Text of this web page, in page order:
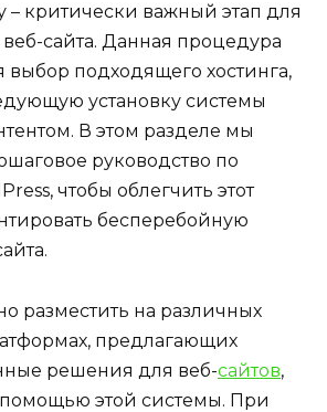
– критически важный этап для
сайта. Данная процедура
выбор подходящего хостинга,
установку системы
В этом разделе мы
руководство по
чтобы облегчить этот
бесперебойную
разместить на различных
предлагающих
решения для веб-сайтов,
этой системы. При